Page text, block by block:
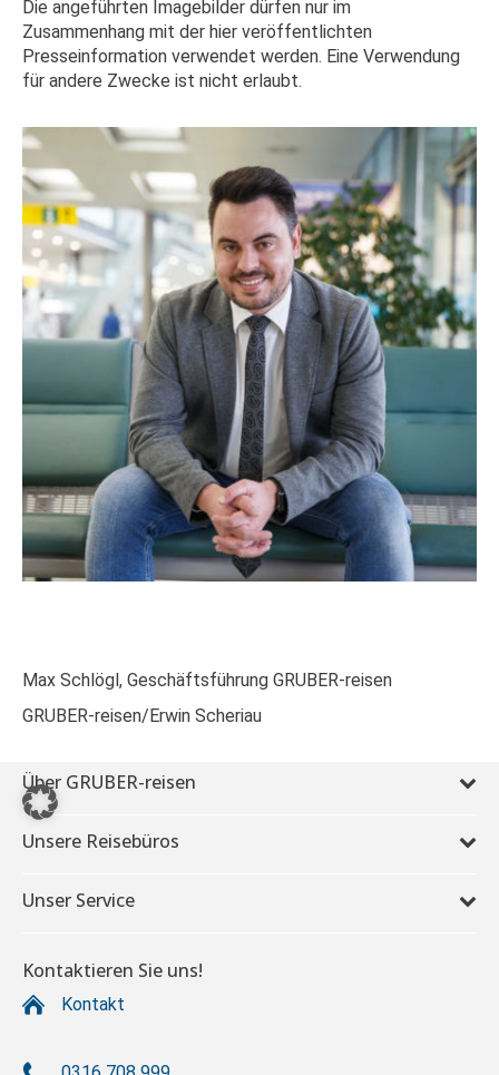
Die angeführten Imagebilder dürfen nur im
Zusammenhang mit der hier veröffentlichten
Presseinformation verwendet werden. Eine Verwendung
für andere Zwecke ist nicht erlaubt.
Max Schlögl, Geschäftsführung GRUBER-reisen
GRUBER-reisen/Erwin Scheriau
Über GRUBER-reisen
Unsere Reisebüros
Unser Service
Kontaktieren Sie uns!
Kontakt